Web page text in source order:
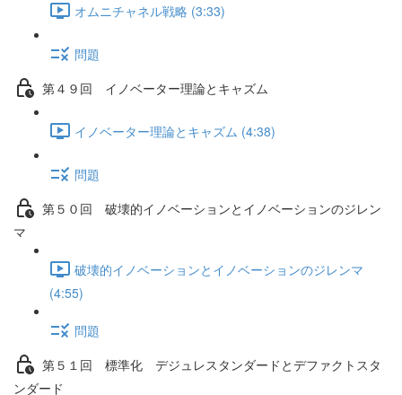
オムニチャネル戦略 (3:33)
問題
第４９回 イノベーター理論とキャズム
イノベーター理論とキャズム (4:38)
問題
第５０回 破壊的イノベーションとイノベーションのジレン
マ
破壊的イノベーションとイノベーションのジレンマ
(4:55)
問題
第５１回 標準化 デジュレスタンダードとデファクトスタ
ンダード